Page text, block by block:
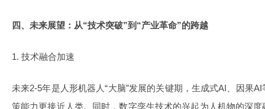
四、未来展望：从“技术突破”到“产业革命”的跨越
1. 技术融合加速
未来2-5年是人形机器人“大脑”发展的关键期，生成式AI、因果
策能力更接近人类。同时，数字孪生技术的兴起为人机物的深